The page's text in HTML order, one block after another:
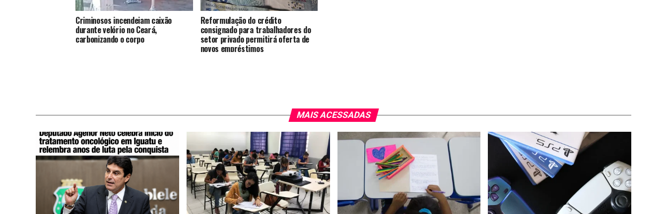
Criminosos incendeiam caixão
durante velório no Ceará,
carbonizando o corpo
Reformulação do crédito
consignado para trabalhadores do
setor privado permitirá oferta de
novos empréstimos
MAIS ACESSADAS